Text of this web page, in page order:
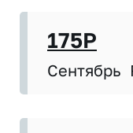
175P
Сентябрь